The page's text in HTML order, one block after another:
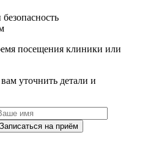
посещения клиники или
уточнить детали и
Записаться на приём